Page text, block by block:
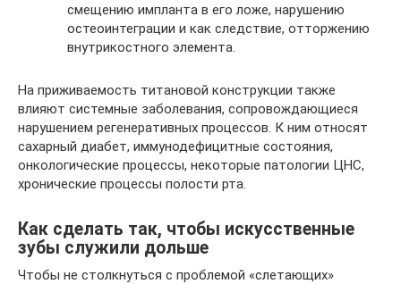
смещению импланта в его ложе, нарушению
остеоинтеграции и как следствие, отторжению
внутрикостного элемента.
На приживаемость титановой конструкции также
влияют системные заболевания, сопровождающиеся
нарушением регенеративных процессов. К ним относят
сахарный диабет, иммунодефицитные состояния,
онкологические процессы, некоторые патологии ЦНС,
хронические процессы полости рта.
Как сделать так, чтобы искусственные
зубы служили дольше
Чтобы не столкнуться с проблемой «слетающих»